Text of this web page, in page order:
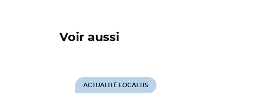
Voir aussi
ACTUALITÉ LOCALTIS